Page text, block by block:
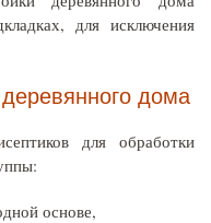
для исключения
дома
для обработки
основе,